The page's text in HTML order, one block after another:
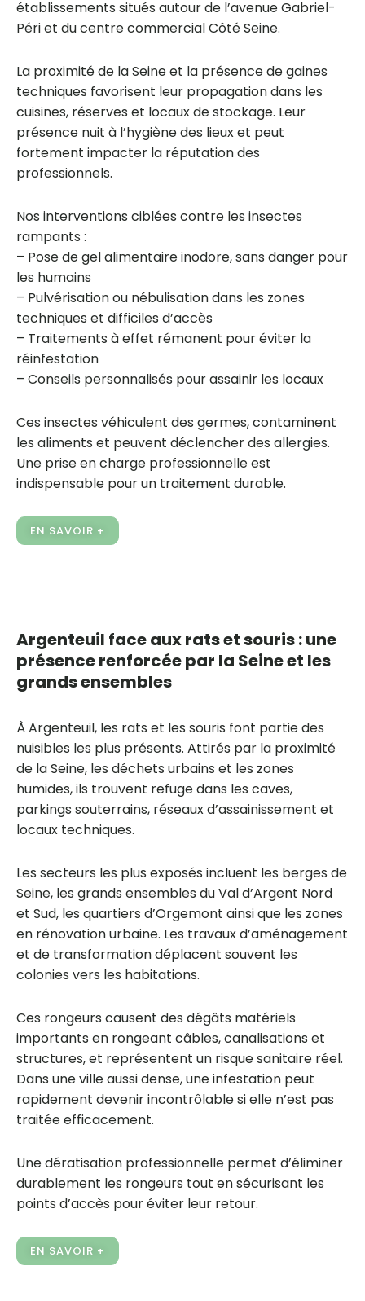
établissements situés autour de l’avenue Gabriel-
Péri et du centre commercial Côté Seine.
La proximité de la Seine et la présence de gaines
techniques favorisent leur propagation dans les
cuisines, réserves et locaux de stockage. Leur
présence nuit à l’hygiène des lieux et peut
fortement impacter la réputation des
professionnels.
Nos interventions ciblées contre les insectes
rampants :
– Pose de gel alimentaire inodore, sans danger pour
les humains
– Pulvérisation ou nébulisation dans les zones
techniques et difficiles d’accès
– Traitements à effet rémanent pour éviter la
réinfestation
– Conseils personnalisés pour assainir les locaux
Ces insectes véhiculent des germes, contaminent
les aliments et peuvent déclencher des allergies.
Une prise en charge professionnelle est
indispensable pour un traitement durable.
EN SAVOIR +
Argenteuil face aux rats et souris : une
présence renforcée par la Seine et les
grands ensembles
À Argenteuil, les rats et les souris font partie des
nuisibles les plus présents. Attirés par la proximité
de la Seine, les déchets urbains et les zones
humides, ils trouvent refuge dans les caves,
parkings souterrains, réseaux d’assainissement et
locaux techniques.
Les secteurs les plus exposés incluent les berges de
Seine, les grands ensembles du Val d’Argent Nord
et Sud, les quartiers d’Orgemont ainsi que les zones
en rénovation urbaine. Les travaux d’aménagement
et de transformation déplacent souvent les
colonies vers les habitations.
Ces rongeurs causent des dégâts matériels
importants en rongeant câbles, canalisations et
structures, et représentent un risque sanitaire réel.
Dans une ville aussi dense, une infestation peut
rapidement devenir incontrôlable si elle n’est pas
traitée efficacement.
Une dératisation professionnelle permet d’éliminer
durablement les rongeurs tout en sécurisant les
points d’accès pour éviter leur retour.
EN SAVOIR +